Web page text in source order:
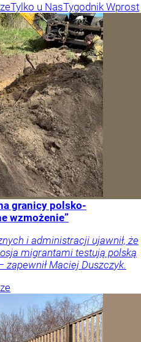
Tylko u NasTygodnik Wprost
granicy polsko-
wzmożenie”
i administracji ujawnił, że
migrantami testują polską
Maciej Duszczyk.